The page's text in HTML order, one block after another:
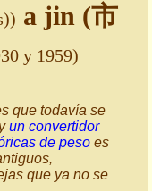
a jin (市
y 1959)
que todavía se
un convertidor
de peso es
que ya no se